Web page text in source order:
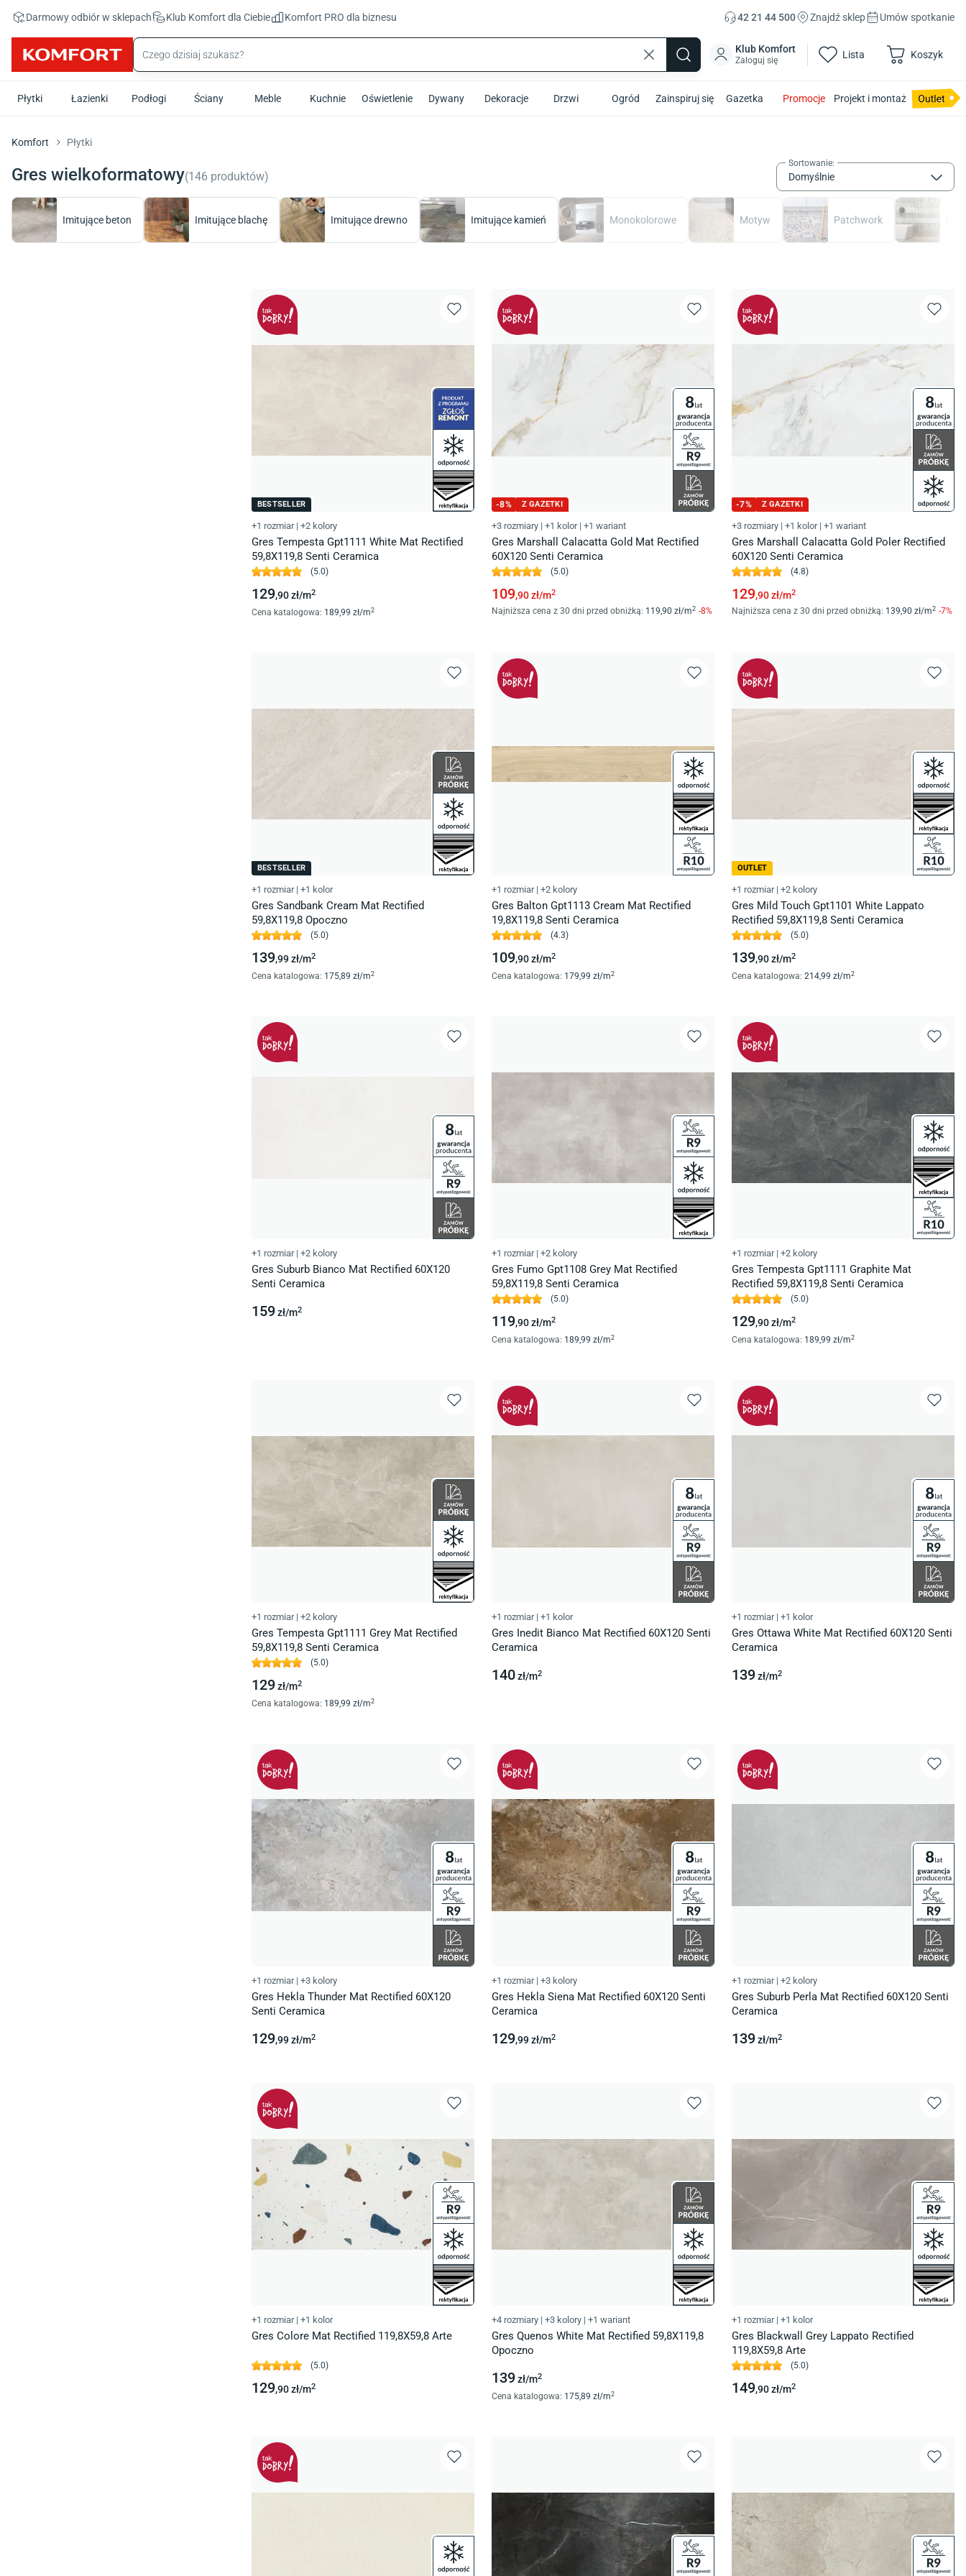
Darmowy odbiór w sklepach Klub Komfort dla Ciebie Komfort PRO dla biznesu 42 21 44 500 Znajdź sklep Umów spotkanie
Klub Komfort
Zaloguj się Lista Koszyk
Płytki Łazienki Podłogi Ściany Meble Kuchnie Oświetlenie Dywany Dekoracje Drzwi Ogród Zainspiruj się Gazetka Promocje Projekt i montaż
Komfort Płytki
Gres wielkoformatowy(146 produktów)
Sortowanie:
Domyślnie
Imitujące beton Imitujące blachę Imitujące drewno Imitujące kamień Monokolorowe Motyw Patchwork
BESTSELLER
+1 rozmiar | +2 kolory
Gres Tempesta Gpt1111 White Mat Rectified
59,8X119,8 Senti Ceramica
(5.0)
129,90zł/m2
Cena katalogowa: 189,99 zł/m2
-8% Z GAZETKI
+3 rozmiary | +1 kolor | +1 wariant
Gres Marshall Calacatta Gold Mat Rectified
60X120 Senti Ceramica
(5.0)
109,90zł/m2
Najniższa cena z 30 dni przed obniżką: 119,90 zł/m2 -8%
-7% Z GAZETKI
+3 rozmiary | +1 kolor | +1 wariant
Gres Marshall Calacatta Gold Poler Rectified
60X120 Senti Ceramica
(4.8)
129,90zł/m2
Najniższa cena z 30 dni przed obniżką: 139,90 zł/m2 -7%
BESTSELLER
+1 rozmiar | +1 kolor
Gres Sandbank Cream Mat Rectified
59,8X119,8 Opoczno
(5.0)
139,99zł/m2
Cena katalogowa: 175,89 zł/m2
+1 rozmiar | +2 kolory
Gres Balton Gpt1113 Cream Mat Rectified
19,8X119,8 Senti Ceramica
(4.3)
109,90zł/m2
Cena katalogowa: 179,99 zł/m2
OUTLET
+1 rozmiar | +2 kolory
Gres Mild Touch Gpt1101 White Lappato
Rectified 59,8X119,8 Senti Ceramica
(5.0)
139,90zł/m2
Cena katalogowa: 214,99 zł/m2
+1 rozmiar | +2 kolory
Gres Suburb Bianco Mat Rectified 60X120
Senti Ceramica
159zł/m2
+1 rozmiar | +2 kolory
Gres Fumo Gpt1108 Grey Mat Rectified
59,8X119,8 Senti Ceramica
(5.0)
119,90zł/m2
Cena katalogowa: 189,99 zł/m2
+1 rozmiar | +2 kolory
Gres Tempesta Gpt1111 Graphite Mat
Rectified 59,8X119,8 Senti Ceramica
(5.0)
129,90zł/m2
Cena katalogowa: 189,99 zł/m2
+1 rozmiar | +2 kolory
Gres Tempesta Gpt1111 Grey Mat Rectified
59,8X119,8 Senti Ceramica
(5.0)
129zł/m2
Cena katalogowa: 189,99 zł/m2
+1 rozmiar | +1 kolor
Gres Inedit Bianco Mat Rectified 60X120 Senti
Ceramica
140zł/m2
+1 rozmiar | +1 kolor
Gres Ottawa White Mat Rectified 60X120 Senti
Ceramica
139zł/m2
+1 rozmiar | +3 kolory
Gres Hekla Thunder Mat Rectified 60X120
Senti Ceramica
129,99zł/m2
+1 rozmiar | +3 kolory
Gres Hekla Siena Mat Rectified 60X120 Senti
Ceramica
129,99zł/m2
+1 rozmiar | +2 kolory
Gres Suburb Perla Mat Rectified 60X120 Senti
Ceramica
139zł/m2
+1 rozmiar | +1 kolor
Gres Colore Mat Rectified 119,8X59,8 Arte
(5.0)
129,90zł/m2
+4 rozmiary | +3 kolory | +1 wariant
Gres Quenos White Mat Rectified 59,8X119,8
Opoczno
139zł/m2
Cena katalogowa: 175,89 zł/m2
+1 rozmiar | +1 kolor
Gres Blackwall Grey Lappato Rectified
119,8X59,8 Arte
(5.0)
149,90zł/m2